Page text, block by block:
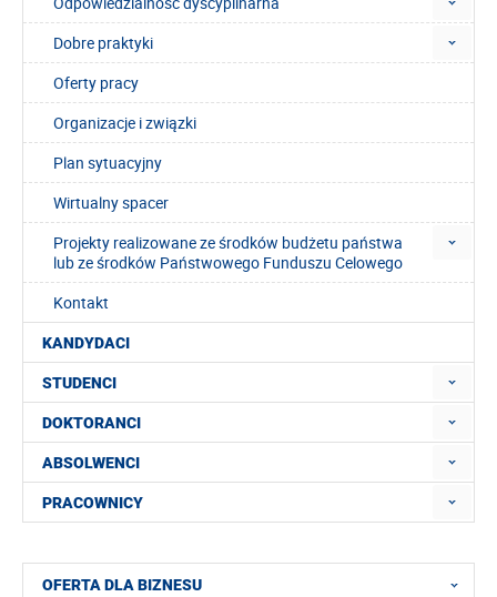
Dobre praktyki
Oferty pracy
Organizacje i związki
Plan sytuacyjny
Wirtualny spacer
Projekty realizowane ze środków budżetu państwa
lub ze środków Państwowego Funduszu Celowego
Kontakt
KANDYDACI
STUDENCI
DOKTORANCI
ABSOLWENCI
PRACOWNICY
OFERTA DLA BIZNESU